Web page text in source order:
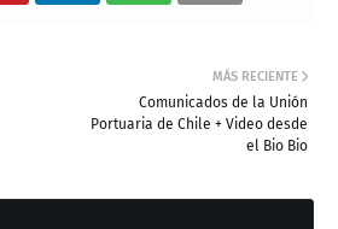
MÁS RECIENTE
Comunicados de la Unión
Portuaria de Chile + Video desde
el Bio Bio